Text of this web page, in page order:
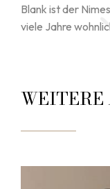
Blank ist der
viele Jahre
WEITERE